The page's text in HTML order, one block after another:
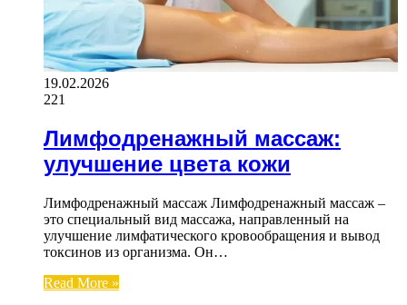
19.02.2026
221
Лимфодренажный массаж:
улучшение цвета кожи
Лимфодренажный массаж Лимфодренажный массаж –
это специальный вид массажа, направленный на
улучшение лимфатического кровообращения и вывод
токсинов из организма. Он…
Read More »